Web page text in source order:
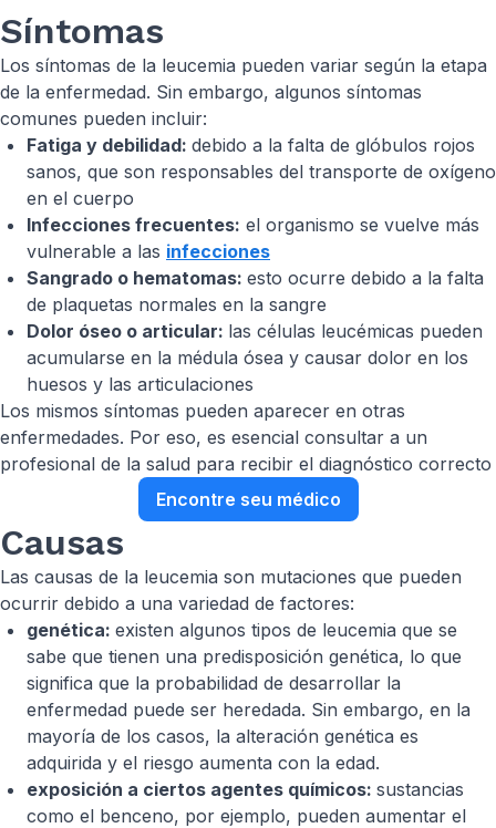
Síntomas
Los síntomas de la leucemia pueden variar según la etapa
de la enfermedad. Sin embargo, algunos síntomas
comunes pueden incluir:
Fatiga y debilidad: debido a la falta de glóbulos rojos
sanos, que son responsables del transporte de oxígeno
en el cuerpo
Infecciones frecuentes: el organismo se vuelve más
vulnerable a las infecciones
Sangrado o hematomas: esto ocurre debido a la falta
de plaquetas normales en la sangre
Dolor óseo o articular: las células leucémicas pueden
acumularse en la médula ósea y causar dolor en los
huesos y las articulaciones
Los mismos síntomas pueden aparecer en otras
enfermedades. Por eso, es esencial consultar a un
profesional de la salud para recibir el diagnóstico correcto
Encontre seu médico
Causas
Las causas de la leucemia son mutaciones que pueden
ocurrir debido a una variedad de factores:
genética: existen algunos tipos de leucemia que se
sabe que tienen una predisposición genética, lo que
significa que la probabilidad de desarrollar la
enfermedad puede ser heredada. Sin embargo, en la
mayoría de los casos, la alteración genética es
adquirida y el riesgo aumenta con la edad.
exposición a ciertos agentes químicos: sustancias
como el benceno, por ejemplo, pueden aumentar el